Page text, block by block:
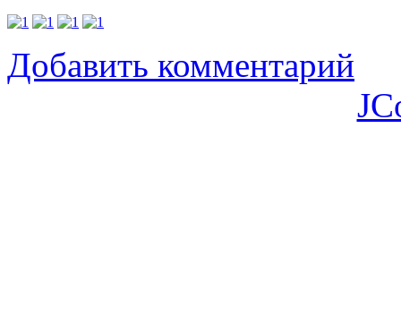
Добавить комментарий